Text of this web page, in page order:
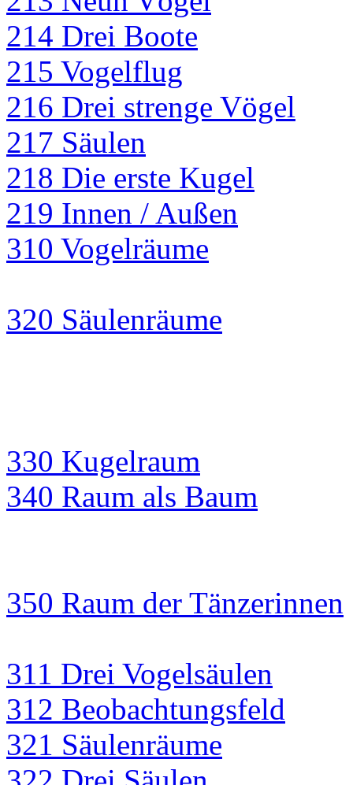
214 Drei Boote
215 Vogelflug
216 Drei strenge Vögel
217 Säulen
218 Die erste Kugel
219 Innen / Außen
310 Vogelräume
320 Säulenräume
330 Kugelraum
340 Raum als Baum
350 Raum der Tänzerinnen
311 Drei Vogelsäulen
312 Beobachtungsfeld
321 Säulenräume